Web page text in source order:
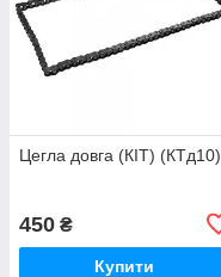
Цегла довга (КІТ) (КТд10)
450 ₴
Купити